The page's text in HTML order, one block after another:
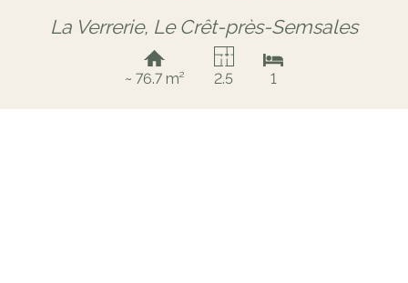
La Verrerie, Le Crêt-près-Semsales
~ 76.7 m² 2.5 1